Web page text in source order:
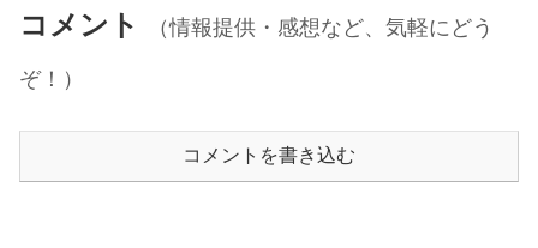
コメント
（情報提供・感想など、気軽にどう
ぞ！）
コメントを書き込む